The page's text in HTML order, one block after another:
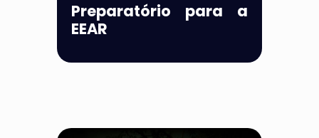
Preparatório para a
EEAR